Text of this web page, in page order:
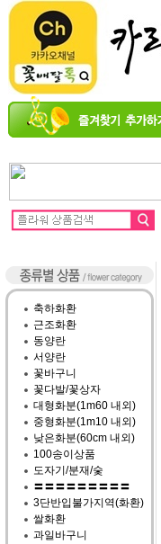
축하화환
근조화환
동양란
서양란
꽃바구니
꽃다발/꽃상자
대형화분(1m60 내외)
중형화분(1m10 내외)
낮은화분(60cm 내외)
100송이상품
도자기/분재/숯
〓〓〓〓〓〓〓〓〓
3단반입불가지역(화환)
쌀화환
과일바구니